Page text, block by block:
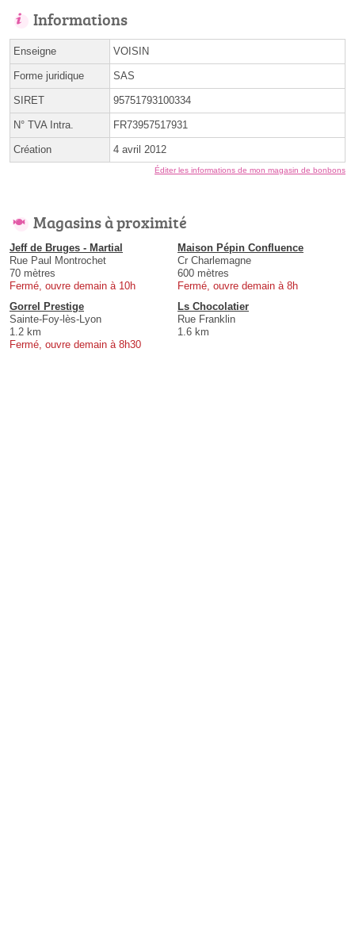
Informations
Enseigne VOISIN
Forme juridique SAS
SIRET 95751793100334
N° TVA Intra. FR73957517931
Création 4 avril 2012
Éditer les informations de mon magasin de bonbons
Magasins à proximité
Jeff de Bruges - Martial
Rue Paul Montrochet
70 mètres
Fermé, ouvre demain à 10h
Maison Pépin Confluence
Cr Charlemagne
600 mètres
Fermé, ouvre demain à 8h
Gorrel Prestige
Sainte-Foy-lès-Lyon
1.2 km
Fermé, ouvre demain à 8h30
Ls Chocolatier
Rue Franklin
1.6 km